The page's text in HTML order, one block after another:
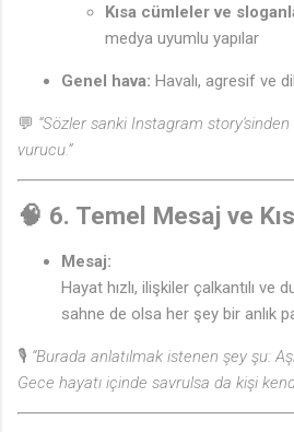
Kısa cümleler ve
medya uyumlu yapılar
Genel hava: Havalı, agresif ve
💬 “Sözler sanki Instagram story'sinden
vurucu.”
🧠 6. Temel Mesaj ve
Mesaj:
Hayat hızlı, ilişkiler çalkantılı ve
sahne de olsa her şey bir anlık
🎙️ “Burada anlatılmak istenen şey şu:
Gece hayatı içinde savrulsa da kişi